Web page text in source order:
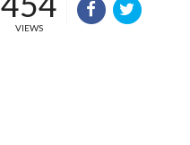
VIEWS